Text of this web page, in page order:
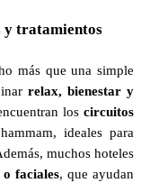
y tratamientos
más que una simple
relax, bienestar y
los circuitos
ideales para
muchos hoteles
faciales, que ayudan